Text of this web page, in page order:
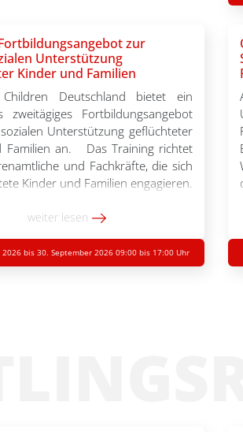
zur
Unterstützung
Kinder und Familien
Deutschland bietet ein
zweitägiges Fortbildungsangebot
Unterstützung geflüchteter
Familien an. Das Training richtet
und Fachkräfte, die sich
Kinder und Familien engagieren.
erste
Arbeit und
Im Flyer finden Sie weitere
zu den Themen des Trainings.
weiter lesen
bis 30. September 2026 09:00 bis 17:00 Uhr